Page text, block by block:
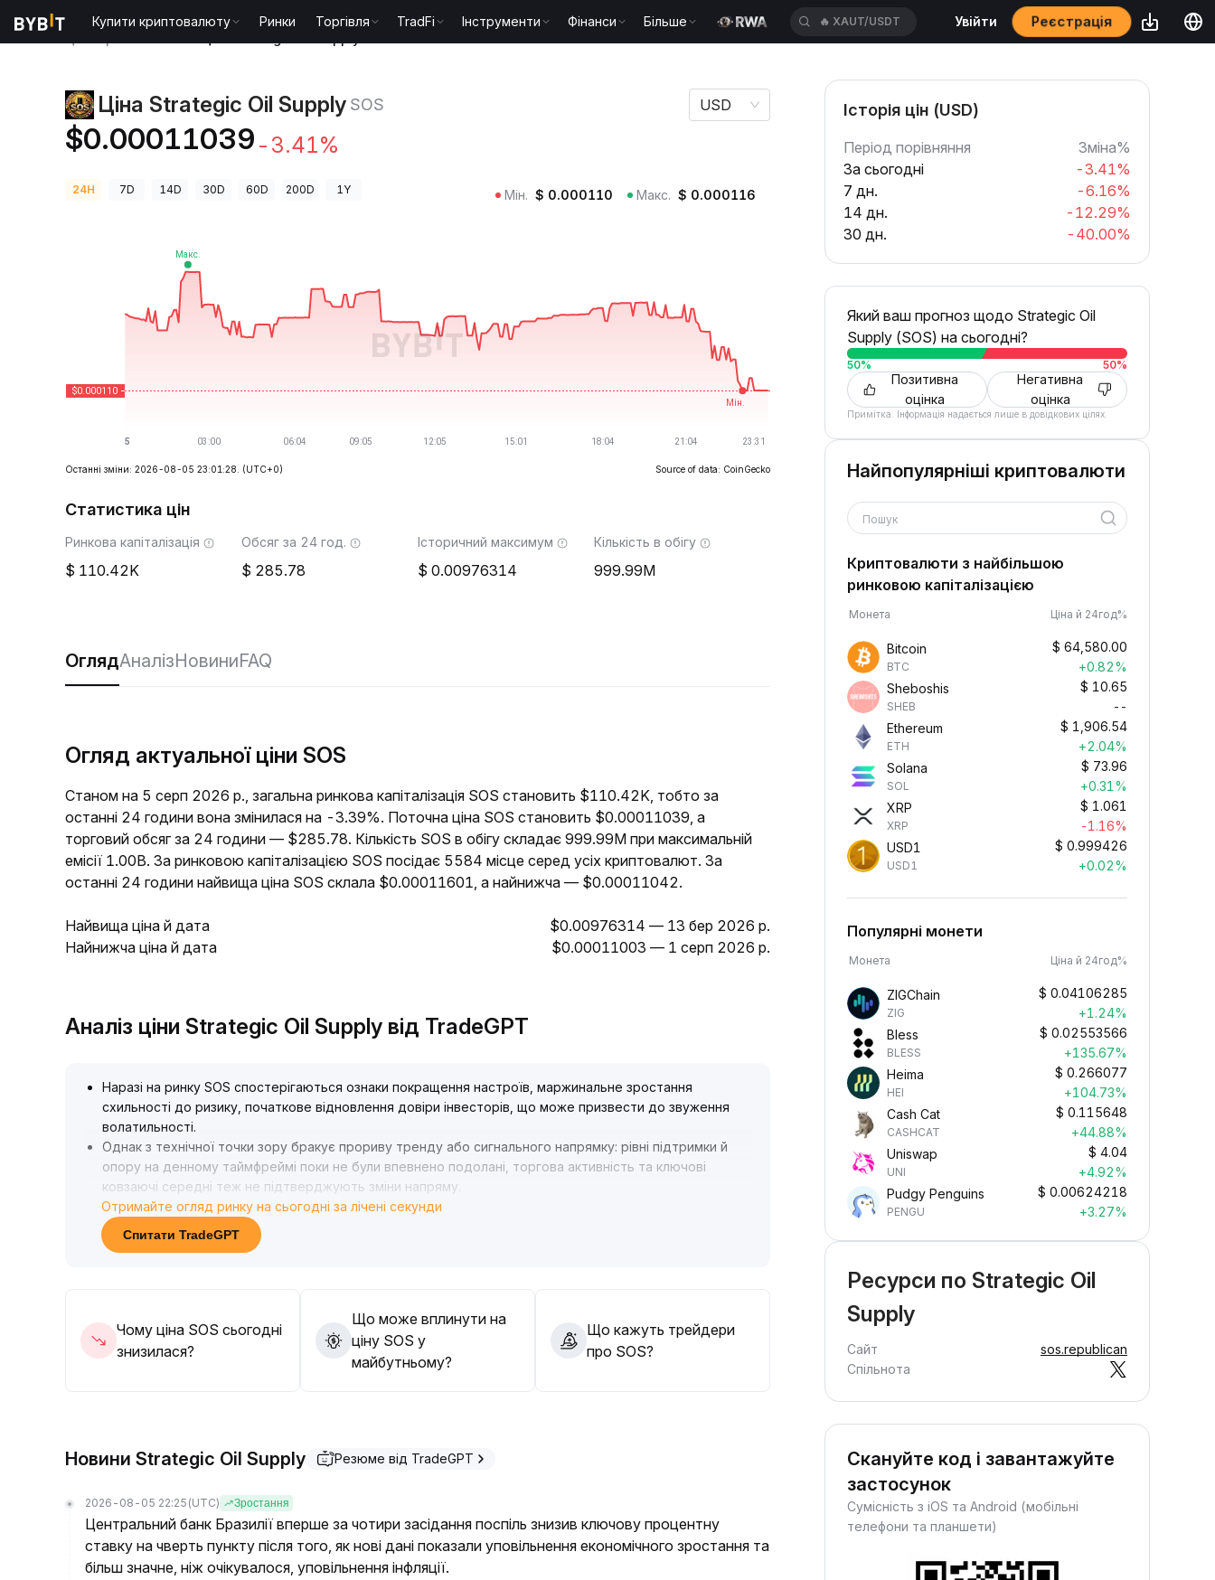
Купити криптовалюту Ринки Торгівля TradFi Інструменти Фінанси Більше 🔥 XAUT/USDT Увійти Реєстрація
Ціна Strategic Oil Supply SOS
$0.00011039 -3.41%
USD
24H 7D 14D 30D 60D 200D 1Y Мін. $ 0.000110 Макс. $ 0.000116
Останні зміни: 2026-08-05 23:01:28. (UTC+0) Source of data: CoinGecko
Статистика цін
Ринкова капіталізація
110.42K
Обсяг за 24 год.
285.78
Історичний максимум
0.00976314
Кількість в обігу
999.99M
ОглядАналізНовиниFAQ
Огляд актуальної ціни SOS
Станом на 5 серп 2026 р., загальна ринкова капіталізація SOS становить $110.42K, тобто за
останні 24 години вона змінилася на -3.39%. Поточна ціна SOS становить $0.00011039, а
торговий обсяг за 24 години — $285.78. Кількість SOS в обігу складає 999.99M при максимальній
емісії 1.00B. За ринковою капіталізацією SOS посідає 5584 місце серед усіх криптовалют. За
останні 24 години найвища ціна SOS склала $0.00011601, а найнижча — $0.00011042.
Найвища ціна й дата
$0.00976314 — 13 бер 2026 р.
Найнижча ціна й дата
$0.00011003 — 1 серп 2026 р.
Аналіз ціни Strategic Oil Supply від TradeGPT
Наразі на ринку SOS спостерігаються ознаки покращення настроїв, маржинальне зростання
схильності до ризику, початкове відновлення довіри інвесторів, що може призвести до звуження
волатильності.
Однак з технічної точки зору бракує прориву тренду або сигнального напрямку: рівні підтримки й
опору на денному таймфреймі поки не були впевнено подолані, торгова активність та ключові
ковзаючі середні теж не підтверджують зміни напряму
Рекомендація: у короткостроковій перспективі залишатися спостережливими, терпляче чекати на
збільшення обсягів торгів та достовірний прорив важливих технічних рівнів (наприклад, діапазон 0
0005-0
Отримайте огляд ринку на сьогодні за лічені секунди
Спитати TradeGPT
Чому ціна SOS сьогодні
знизилася?
Що може вплинути на
ціну SOS у
майбутньому?
Що кажуть трейдери
про SOS?
Новини Strategic Oil Supply Резюме від TradeGPT
2026-08-05 22:25 (UTC) Зростання
Центральний банк Бразилії вперше за чотири засідання поспіль знизив ключову процентну
ставку на чверть пункту після того, як нові дані показали уповільнення економічного зростання та
більш значне, ніж очікувалося, уповільнення інфляції.
Історія цін (USD)
Період порівняння
Зміна%
За сьогодні
-3.41%
7 дн.
-6.16%
14 дн.
-12.29%
30 дн.
-40.00%
Який ваш прогноз щодо Strategic Oil
Supply (SOS) на сьогодні?
50% 50%
Позитивна
оцінка
Негативна
оцінка
Примітка. Інформація надається лише в довідкових цілях.
Найпопулярніші криптовалюти
Пошук
Криптовалюти з найбільшою
ринковою капіталізацією
Монета Ціна й 24год%
Bitcoin
BTC
$ 64,580.00
+0.82%
Sheboshis
SHEB
$ 10.65
--
Ethereum
ETH
$ 1,906.54
+2.04%
Solana
SOL
$ 73.96
+0.31%
XRP
XRP
$ 1.061
-1.16%
USD1
USD1
$ 0.999426
+0.02%
Популярні монети
Монета Ціна й 24год%
ZIGChain
ZIG
$ 0.04106285
+1.24%
Bless
BLESS
$ 0.02553566
+135.67%
Heima
HEI
$ 0.266077
+104.73%
Cash Cat
CASHCAT
$ 0.115648
+44.88%
Uniswap
UNI
$ 4.04
+4.92%
Pudgy Penguins
PENGU
$ 0.00624218
+3.27%
Ресурси по Strategic Oil
Supply
Сайт
sos.republican
Спільнота
Скануйте код і завантажуйте
застосунок
Сумісність з iOS та Android (мобільні
телефони та планшети)